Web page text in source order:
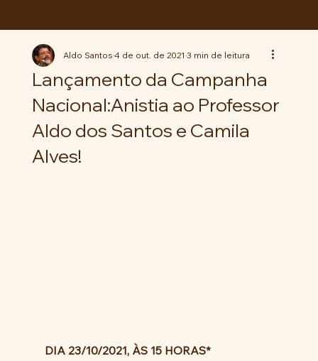
Lançamento da Campanha
Nacional:Anistia ao Professor
Aldo dos Santos e Camila
Alves!
Aldo Santos4 de out. de 2021 3 min de leitura
DIA 23/10/2021, ÀS 15 HORAS*